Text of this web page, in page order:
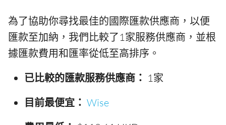
為了協助你尋找最佳的國際匯款供應商，以便
匯款至加納，我們比較了1家服務供應商，並根
據匯款費用和匯率從低至高排序。
已比較的匯款服務供應商： 1家
目前最便宜： Wise